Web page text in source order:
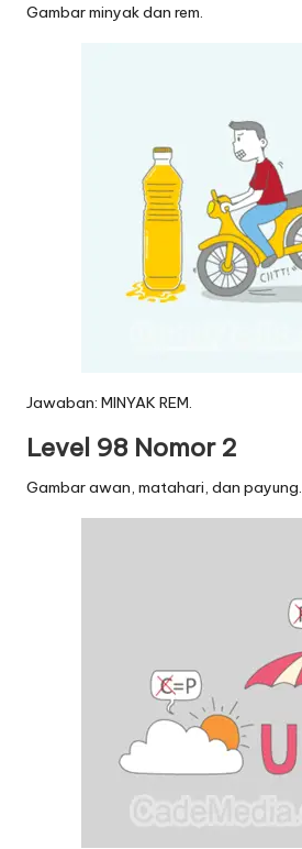
Gambar minyak dan rem.
Jawaban: MINYAK REM.
Level 98 Nomor 2
Gambar awan, matahari, dan payung.